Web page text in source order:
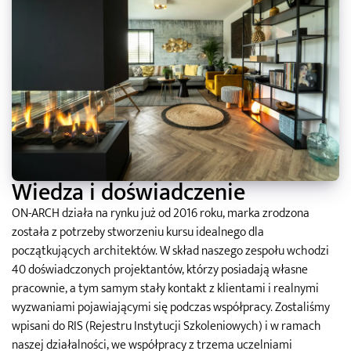
Wiedza i doświadczenie
ON-ARCH działa na rynku już od 2016 roku, marka zrodzona
została z potrzeby stworzeniu kursu idealnego dla
początkujących architektów. W skład naszego zespołu wchodzi
40 doświadczonych projektantów, którzy posiadają własne
pracownie, a tym samym stały kontakt z klientami i realnymi
wyzwaniami pojawiającymi się podczas współpracy. Zostaliśmy
wpisani do RIS (Rejestru Instytucji Szkoleniowych) i w ramach
naszej działalności, we współpracy z trzema uczelniami